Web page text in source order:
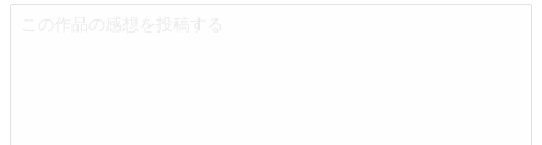
初回公開日時 2021.08.30 00:00